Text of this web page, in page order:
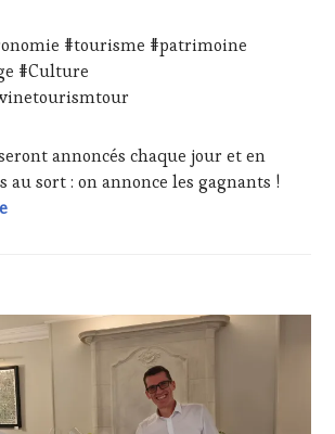
#tourisme #patrimoine
#Culture
annoncés chaque jour et en
au sort : on annonce les gagnants !
#VinTourisme : Salon International de